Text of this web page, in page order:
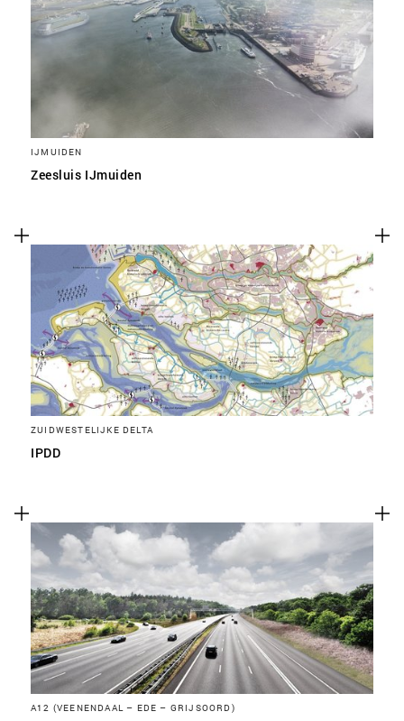
IJMUIDEN
Zeesluis IJmuiden
ZUIDWESTELIJKE DELTA
IPDD
A12 (VEENENDAAL – EDE – GRIJSOORD)